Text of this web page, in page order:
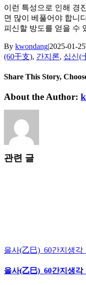
이런 특성으로 인해 경
면 많이 베풀어야 합니
피신할 방도를 얻을 수
By kwondang|2025-01-
(60干支), 간지론, 십신(
Share This Story,
Facebook
X
Reddit
LinkedIn
WhatsApp
Tumblr
Pinterest
Vk
Xing
이
About the Author:
관련 글
을사(乙巳)_60간지생각
을사(乙巳)_60간지생각